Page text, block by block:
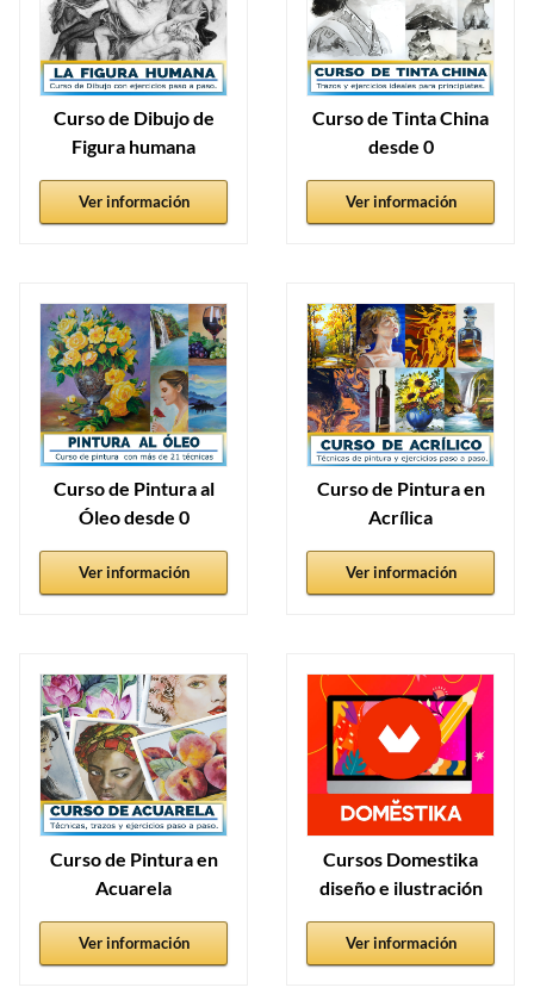
Curso de Dibujo de
Figura humana
Ver información
Curso de Tinta China
desde 0
Ver información
Curso de Pintura al
Óleo desde 0
Ver información
Curso de Pintura en
Acrílica
Ver información
Curso de Pintura en
Acuarela
Ver información
Cursos Domestika
diseño e ilustración
Ver información